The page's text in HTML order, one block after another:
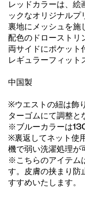
レッドカラーは、絵
ックなオリジナルプ
裏地にメッシュを施
配色のドローストリ
両サイドにポケット
レギュラーフィット
中国製
※ウエストの紐は飾
ターゴムにて調整と
※ブルーカラーは
※裏返してネット使
機で弱い洗濯処理が
※こちらのアイテム
す。皮膚の挟まり防
すすめいたします。